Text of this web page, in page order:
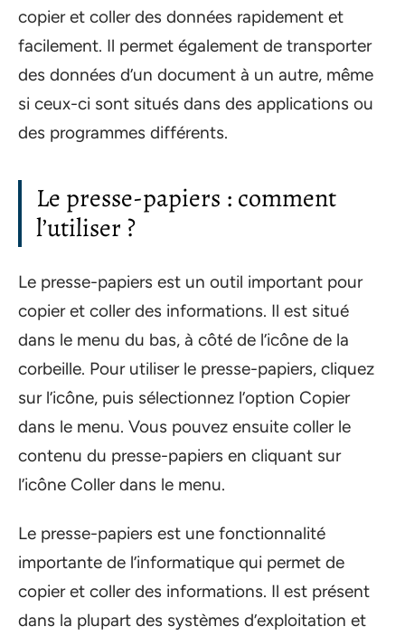
copier et coller des données rapidement et
facilement. Il permet également de transporter
des données d’un document à un autre, même
si ceux-ci sont situés dans des applications ou
des programmes différents.
Le presse-papiers : comment
l’utiliser ?
Le presse-papiers est un outil important pour
copier et coller des informations. Il est situé
dans le menu du bas, à côté de l’icône de la
corbeille. Pour utiliser le presse-papiers, cliquez
sur l’icône, puis sélectionnez l’option Copier
dans le menu. Vous pouvez ensuite coller le
contenu du presse-papiers en cliquant sur
l’icône Coller dans le menu.
Le presse-papiers est une fonctionnalité
importante de l’informatique qui permet de
copier et coller des informations. Il est présent
dans la plupart des systèmes d’exploitation et